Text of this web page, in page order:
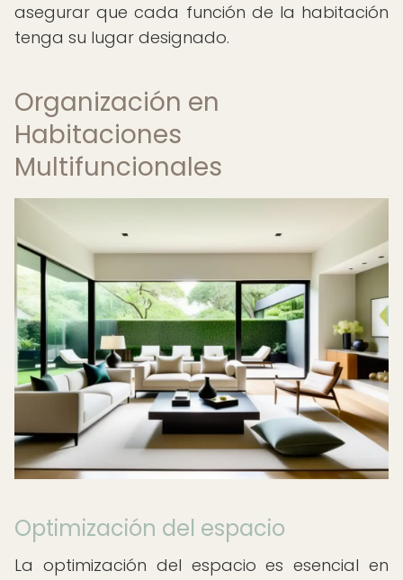
asegurar que cada función de la habitación
tenga su lugar designado.
Organización en
Habitaciones
Multifuncionales
Optimización del espacio
La optimización del espacio es esencial en